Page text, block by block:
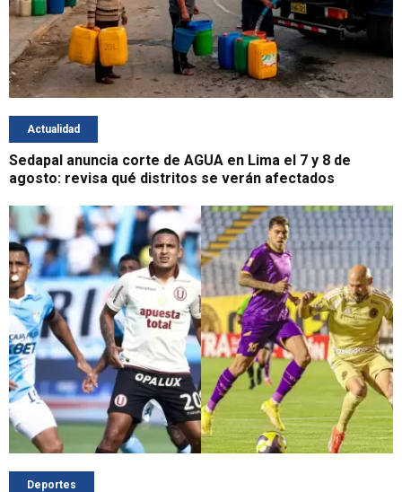
Actualidad
Sedapal anuncia corte de AGUA en Lima el 7 y 8 de
agosto: revisa qué distritos se verán afectados
Deportes